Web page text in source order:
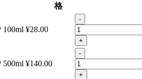
格
100ml ¥28.00
-
+
500ml ¥140.00
-
+